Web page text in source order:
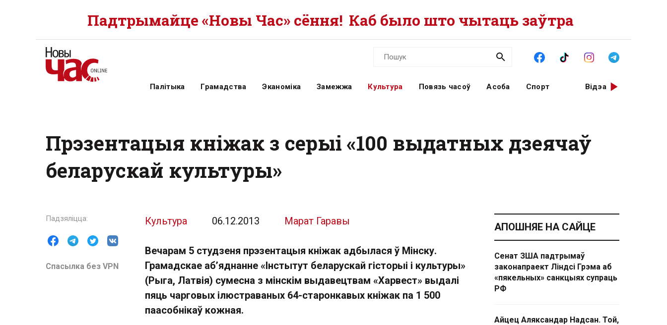
Падтрымайце «Новы Час» сёння! Каб было што чытаць заўтра
Палітыка Грамадства Эканоміка Замежжа Культура Повязь часоў Асоба Спорт Відэа
Прэзентацыя кніжак з серыі «100 выдатных дзеячаў
беларускай культуры»
Спасылка без VPN
Культура 06.12.2013 Марат Гаравы
Вечарам 5 студзеня прэзентацыя кніжак адбылася ў Мінску.
Грамадскае аб’яднанне «Інстытут беларускай гісторыі і культуры»
(Рыга, Латвія) сумесна з мінскім выдавецтвам «Харвест» выдалі
пяць чарговых ілюстраваных 64-старонкавых кніжак па 1 500
паасобнікаў кожная.
АПОШНЯЕ НА САЙЦЕ
Сенат ЗША падтрымаў
законапраект Ліндсі Грэма аб
«пякельных» санкцыях супраць
РФ
Айцец Аляксандар Надсан. Той,